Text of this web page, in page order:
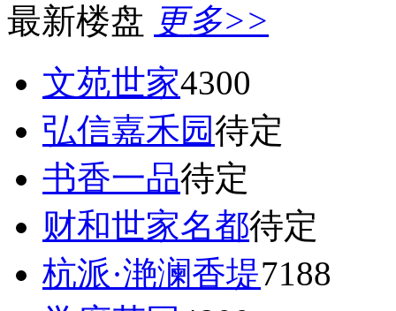
最新楼盘 更多>>
文苑世家4300
弘信嘉禾园待定
书香一品待定
财和世家名都待定
杭派·滟澜香堤7188